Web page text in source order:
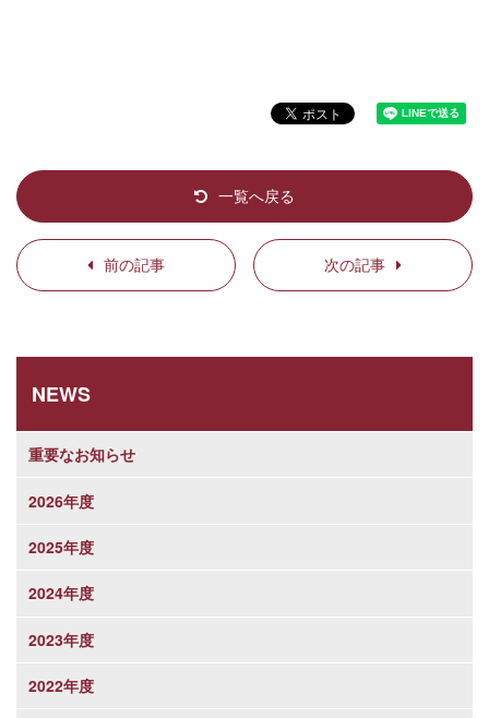
前の記事
一覧へ戻る
次の記事
NEWS
重要なお知らせ
2026年度
2025年度
2024年度
2023年度
2022年度